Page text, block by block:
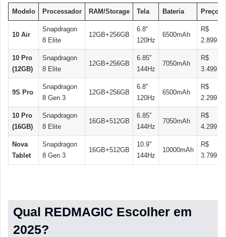
Modelo Processador RAM/Storage Tela Bateria Preço
10 Air
Snapdragon
8 Elite
12GB+256GB
6.8″
120Hz
6500mAh
R$
2.899
10 Pro
(12GB)
Snapdragon
8 Elite
12GB+256GB
6.85″
144Hz
7050mAh
R$
3.499
9S Pro
Snapdragon
8 Gen 3
12GB+256GB
6.8″
120Hz
6500mAh
R$
2.299
10 Pro
(16GB)
Snapdragon
8 Elite
16GB+512GB
6.85″
144Hz
7050mAh
R$
4.299
Nova
Tablet
Snapdragon
8 Gen 3
16GB+512GB
10.9″
144Hz
10000mAh
R$
3.799
Qual REDMAGIC Escolher em
2025?